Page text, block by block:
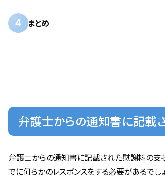
4 まとめ
弁護士からの通知書に記載
弁護士からの通知書に記載された慰謝料の支
でに何らかのレスポンスをする必要があるでしょ